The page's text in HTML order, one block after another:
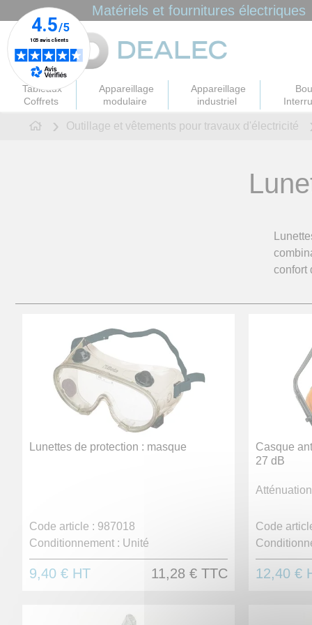
Matériels et fournitures électriques
Tableaux
Coffrets
Appareillage
modulaire
Appareillage
industriel
Outillage et vêtements pour travaux d'électricité
confort
Lunettes de protection : masque
Code article : 987018
Conditionnement : Unité
9,40 € HT 11,28 € TTC
Casque
27 dB
Code
12,40 €
Panneau de gestion des cookies